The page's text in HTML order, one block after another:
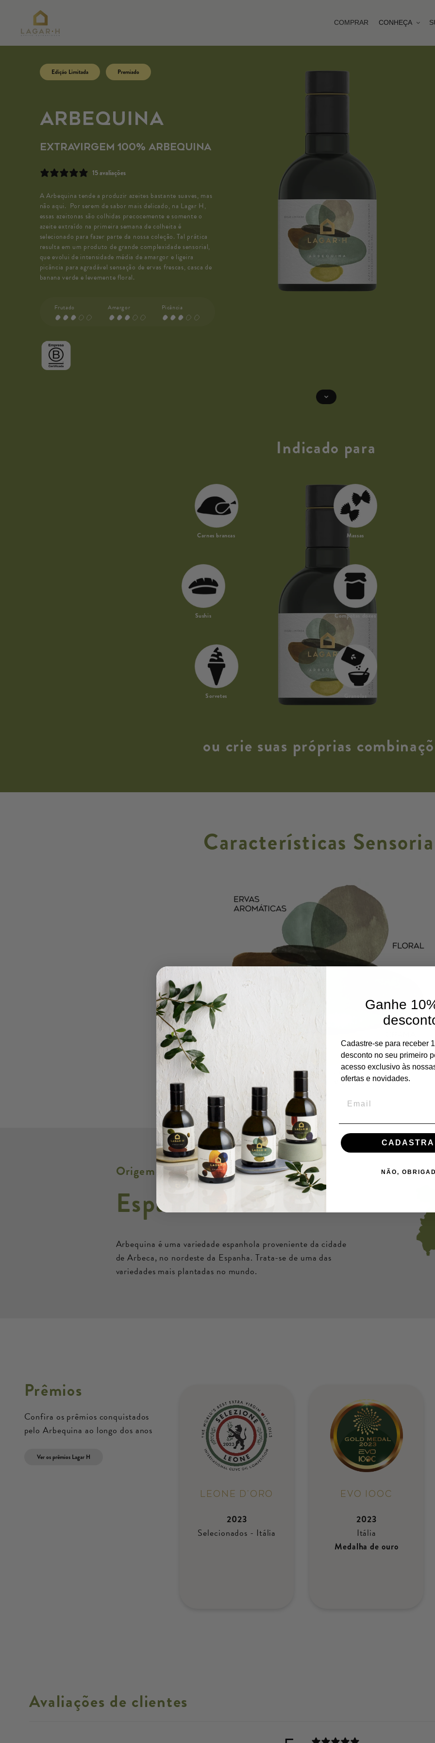
COMPRAR CONHEÇA
Edição Limitada Premiado
Arbequina
Extravirgem 100% Arbequina
15 avaliações
A Arbequina tende a produzir azeites bastante suaves, mas
não aqui. Por serem de sabor mais delicado, na Lagar H,
essas azeitonas são colhidas precocemente e somente o
azeite extraído na primeira semana de colheita é
selecionado para fazer parte da nossa coleção. Tal prática
resulta em um produto de grande complexidade sensorial,
que evolui de intensidade média de amargor e ligeira
picância para agradável sensação de ervas frescas, casca de
banana verde e levemente floral.
Frutado Amargor Picância
Indicado para
Carnes brancas Massas
Sushis Compotas doces
Sorvetes Granolas
ou crie suas próprias
Características
Origem desta azeitona
Espanha
Arbequina é uma variedade espanhola proveniente da cidade
de Arbeca, no nordeste da Espanha. Trata-se de uma das
variedades mais plantadas no mundo.
Prêmios
Confira os prêmios conquistados
pelo Arbequina ao longo dos anos
Ver os prêmios Lagar H
LEONE D'ORO
2023
Selecionados - Itália
EVO IOOC
2023
Itália
Medalha de ouro
Avaliações de clientes
Ganhe
Cadastre-se para receber
desconto no seu primeiro
acesso exclusivo às
ofertas e novidades.
NÃO,